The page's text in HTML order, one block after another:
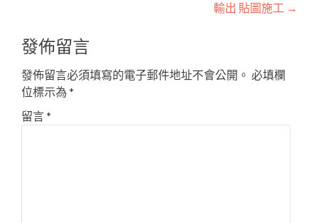
輸出 貼圖施工 →
發佈留言
發佈留言必須填寫的電子郵件地址不會公開。 必填欄
位標示為 *
留言*